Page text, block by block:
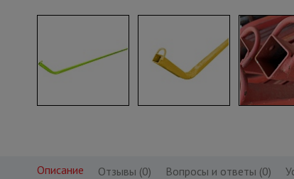
Описание Отзывы (0) Вопросы и ответы (0)